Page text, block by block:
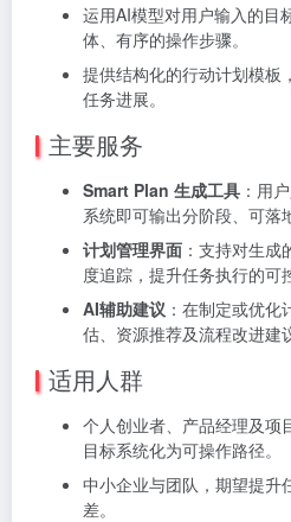
运用AI模型对用户输入的目
体、有序的操作步骤。
提供结构化的行动计划模板
任务进展。
主要服务
Smart Plan 生成工具 ：用
系统即可输出分阶段、可落
计划管理界面 ：支持对生
度追踪，提升任务执行的可
AI辅助建议 ：在制定或优
估、资源推荐及流程改进建
适用人群
个人创业者、产品经理及项
目标系统化为可操作路径。
中小企业与团队，期望提升
差。